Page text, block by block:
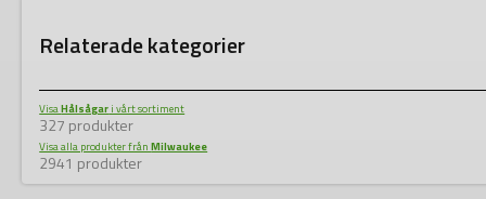
Relaterade kategorier
VisaHålsågar i vårt sortiment
327 produkter
Visa alla produkter frånMilwaukee
2941 produkter